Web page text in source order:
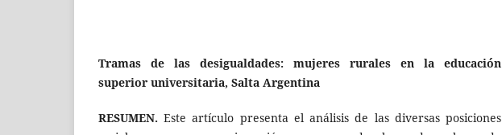
Tramas de las desigualdades: mujeres rurales en la educación
superior universitaria, Salta Argentina
RESUMEN.Este artículo presenta el análisis de las diversas posiciones